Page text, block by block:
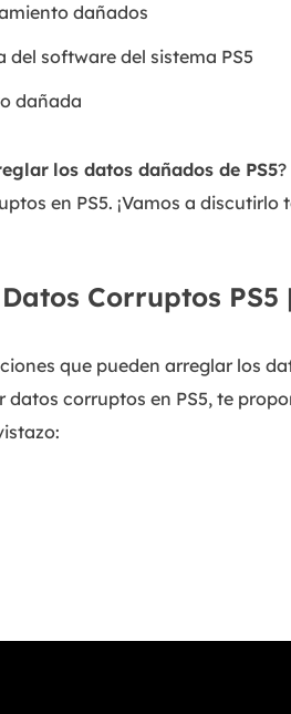
dañados
software del sistema PS5
dañada
los datos dañados de PS5
en PS5. ¡Vamos a discutirlo
Corruptos
que pueden arreglar los
datos corruptos en PS5, te